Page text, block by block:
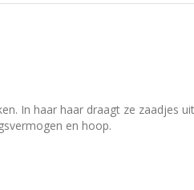
In haar haar draagt ze zaadjes
en hoop.